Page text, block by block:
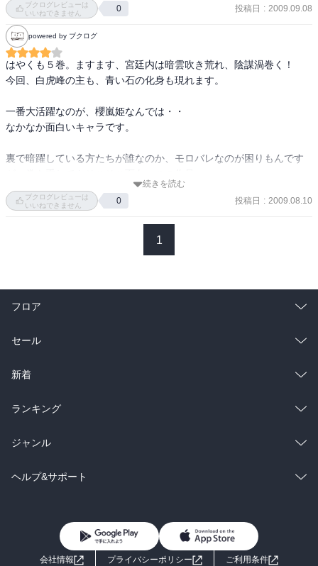
ブクログレビューは
いいねできません
0 投稿日 : 2009.09.08
powered by ブクログ
はやくも５巻。ますます、宮廷内は暗雲吹き荒れ、陰謀渦巻く！
今回、白虎峰の主も、青い石の化身も現れます。
一番大活躍なのが、櫻嵐姫なんでは・・
なかなか面白いキャラです。
裏で暗躍している方たちが誰なのか、モロバレなのが困りもんです
次巻も期待☆
続きを読む
ブクログレビューは
いいねできません
0 投稿日 : 2009.08.10
1
フロア
総合
ラノベ
雑誌・グラビア
BL・TL
セール
総合
ラノベ
雑誌・グラビア
BL・TL
新着
総合
ラノベ
雑誌・グラビア
ランキング
総合
ラノベ
ジャンル
コミック
ライトノベル 男子向けラノベ
ヘルプ&サポート
よくあるご質問
お問い合わせ
会社情報
プライバシーポリシー ご利用条件